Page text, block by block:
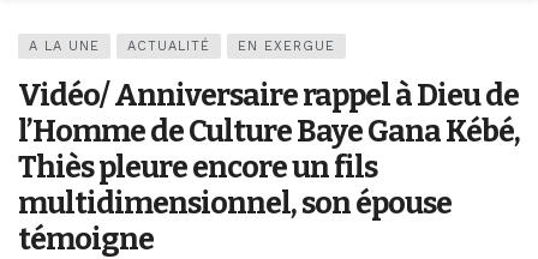
A LA UNE ACTUALITÉ EN EXERGUE
Vidéo/ Anniversaire rappel à Dieu de
l’Homme de Culture Baye Gana Kébé,
Thiès pleure encore un fils
multidimensionnel, son épouse
témoigne